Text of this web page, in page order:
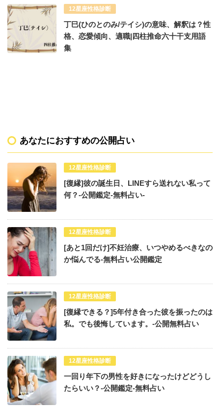
12星座性格診断
丁巳(ひのとのみ/テイシ)の意味、解釈は？性
格、恋愛傾向、適職|四柱推命六十干支用語
集
あなたにおすすめの公開占い
12星座性格診断
[復縁]彼の誕生日、LINEすら送れない私って
何？-公開鑑定-無料占い-
12星座性格診断
[あと1回だけ]不妊治療、いつやめるべきなの
か悩んでる-無料占い公開鑑定
12星座性格診断
[復縁できる？]5年付き合った彼を振ったのは
私。でも後悔しています。-公開無料占い
12星座性格診断
一回り年下の男性を好きになったけどどうし
たらいい？-公開鑑定-無料占い